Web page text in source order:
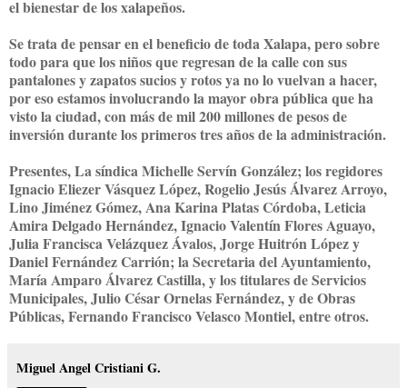
el bienestar de los xalapeños.
Se trata de pensar en el beneficio de toda Xalapa, pero sobre
todo para que los niños que regresan de la calle con sus
pantalones y zapatos sucios y rotos ya no lo vuelvan a hacer,
por eso estamos involucrando la mayor obra pública que ha
visto la ciudad, con más de mil 200 millones de pesos de
inversión durante los primeros tres años de la administración.
Presentes, La síndica Michelle Servín González; los regidores
Ignacio Eliezer Vásquez López, Rogelio Jesús Álvarez Arroyo,
Lino Jiménez Gómez, Ana Karina Platas Córdoba, Leticia
Amira Delgado Hernández, Ignacio Valentín Flores Aguayo,
Julia Francisca Velázquez Ávalos, Jorge Huitrón López y
Daniel Fernández Carrión; la Secretaria del Ayuntamiento,
María Amparo Álvarez Castilla, y los titulares de Servicios
Municipales, Julio César Ornelas Fernández, y de Obras
Públicas, Fernando Francisco Velasco Montiel, entre otros.
Miguel Angel Cristiani G.